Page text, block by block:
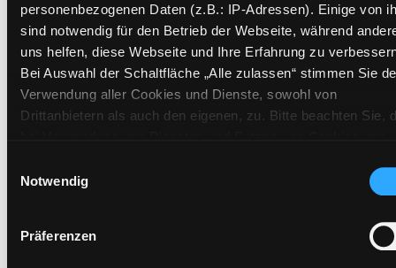
personenbezogenen Daten (z.B.: IP-Adressen). Einige von
sind notwendig für den Betrieb der Webseite, während
uns helfen, diese Webseite und Ihre Erfahrung zu
Bei Auswahl der Schaltfläche „Alle zulassen“ stimmen Sie
Verwendung aller Cookies und Dienste, sowohl von
Drittanbietern als auch den eigenen, zu. Bitte beachten Sie,
(Länder außerhalb des EWR ohne adäquates
Datenschutzniveau) stattfinden kann. In diesem
ausgeschlossen werden. Eine Verarbeitung durch solche
Notwendig
Präferenzen
Signatur:EL.EP POL
Standort 2: Ausleihe
Status: Verfügbar
Vorbestellungen: 0
Mediengruppe: Sachbuch
Standort 3: